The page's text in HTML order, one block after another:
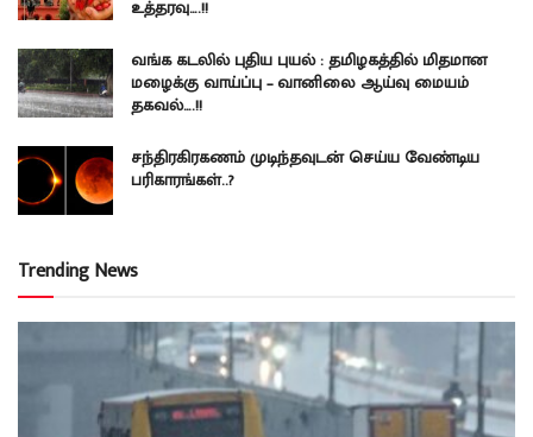
உத்தரவு….!!
வங்க கடலில் புதிய புயல் : தமிழகத்தில் மிதமான
மழைக்கு வாய்ப்பு – வானிலை ஆய்வு மையம்
தகவல்….!!
சந்திரகிரகணம் முடிந்தவுடன் செய்ய வேண்டிய
பரிகாரங்கள்..?
Trending News